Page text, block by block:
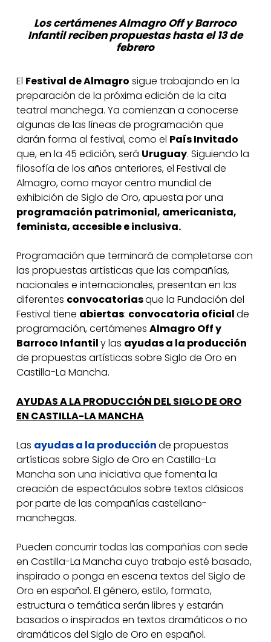
Los certámenes Almagro Off y Barroco
Infantil reciben propuestas hasta el 13 de
febrero
El Festival de Almagro sigue trabajando en la
preparación de la próxima edición de la cita
teatral manchega. Ya comienzan a conocerse
algunas de las líneas de programación que
darán forma al festival, como el País Invitado
que, en la 45 edición, será Uruguay. Siguiendo la
filosofía de los años anteriores, el Festival de
Almagro, como mayor centro mundial de
exhibición de Siglo de Oro, apuesta por una
programación patrimonial, americanista,
feminista, accesible e inclusiva.
Programación que terminará de completarse con
las propuestas artísticas que las compañías,
nacionales e internacionales, presentan en las
diferentes convocatoriasque la Fundación del
Festival tiene abiertas: convocatoria oficialde
programación, certámenes Almagro Off y
Barroco Infantily las ayudas a la producción
de propuestas artísticas sobre Siglo de Oro en
Castilla-La Mancha.
AYUDAS A LA PRODUCCIÓN DEL SIGLO DE ORO
EN CASTILLA-LA MANCHA
Las ayudas a la producciónde propuestas
artísticas sobre Siglo de Oro en Castilla-La
Mancha son una iniciativa que fomenta la
creación de espectáculos sobre textos clásicos
por parte de las compañías castellano-
manchegas.
Pueden concurrir todas las compañías con sede
en Castilla-La Mancha cuyo trabajo esté basado,
inspirado o ponga en escena textos del Siglo de
Oro en español. El género, estilo, formato,
estructura o temática serán libres y estarán
basados o inspirados en textos dramáticos o no
dramáticos del Siglo de Oro en español.